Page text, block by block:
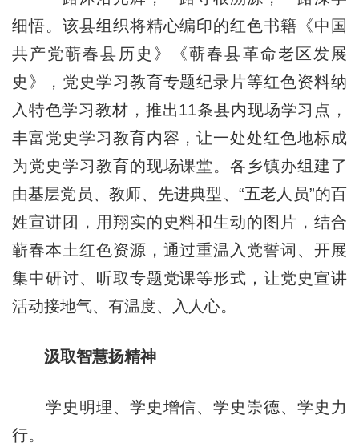
细悟。该县组织将精心编印的红色书籍《中国
共产党蕲春县历史》《蕲春县革命老区发展
史》，党史学习教育专题纪录片等红色资料纳
入特色学习教材，推出11条县内现场学习点，
丰富党史学习教育内容，让一处处红色地标成
为党史学习教育的现场课堂。各乡镇办组建了
由基层党员、教师、先进典型、“五老人员”的百
姓宣讲团，用翔实的史料和生动的图片，结合
蕲春本土红色资源，通过重温入党誓词、开展
集中研讨、听取专题党课等形式，让党史宣讲
活动接地气、有温度、入人心。
汲取智慧扬精神
学史明理、学史增信、学史崇德、学史力
行。